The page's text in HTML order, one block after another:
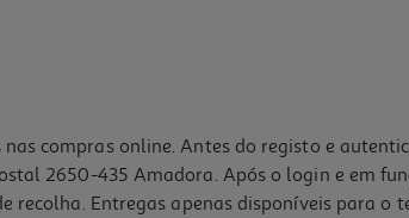
compras online. Antes do registo e
2650-435 Amadora. Após o login e em
recolha. Entregas apenas disponíveis para